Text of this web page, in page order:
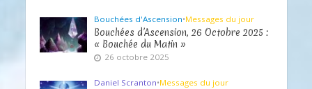
Bouchées d'Ascension•Messages du jour
Bouchées d’Ascension, 26 Octobre 2025 :
« Bouchée du Matin »
26 octobre 2025
Daniel Scranton•Messages du jour